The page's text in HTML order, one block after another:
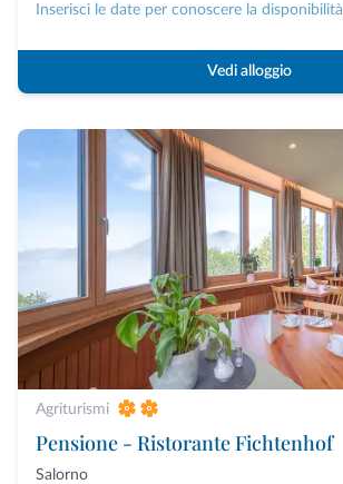
Inserisci le date per conoscere la disponibilità
Vedi alloggio
Agriturismi
Pensione - Ristorante Fichtenhof
Salorno